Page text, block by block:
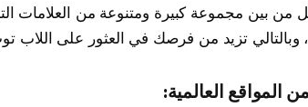
بين مجموعة كبيرة ومتنوعة من العلامات
وبالتالي تزيد من فرصك في العثور على اللاب
العالمية: